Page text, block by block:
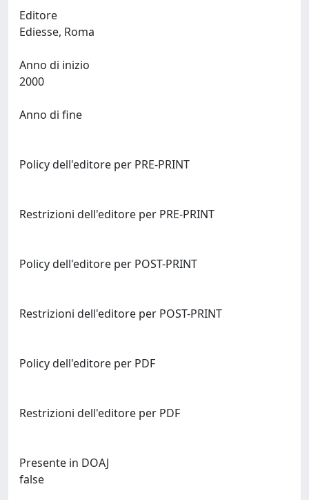
Editore
Anno di inizio
Anno di fine
Policy dell'editore per PRE-PRINT
Restrizioni dell'editore per PRE-PRINT
Policy dell'editore per POST-PRINT
Restrizioni dell'editore per POST-PRINT
Policy dell'editore per PDF
Restrizioni dell'editore per PDF
Presente in DOAJ